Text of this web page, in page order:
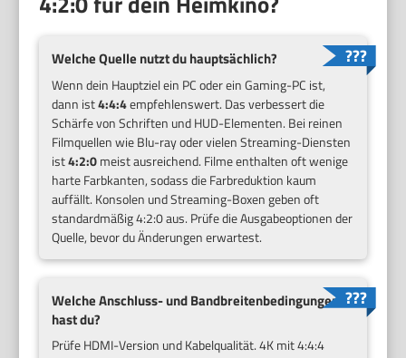
Welche Quelle nutzt du hauptsächlich?
Wenn dein Hauptziel ein PC oder ein Gaming-PC ist,
dann ist4:4:4empfehlenswert. Das verbessert die
Schärfe von Schriften und HUD-Elementen. Bei reinen
Filmquellen wie Blu-ray oder vielen Streaming-Diensten
ist4:2:0meist ausreichend. Filme enthalten oft wenige
harte Farbkanten, sodass die Farbreduktion kaum
auffällt. Konsolen und Streaming-Boxen geben oft
standardmäßig 4:2:0 aus. Prüfe die Ausgabeoptionen der
Quelle, bevor du Änderungen erwartest.
Welche Anschluss- und Bandbreitenbedingungen
hast du?
Prüfe HDMI-Version und Kabelqualität. 4K mit 4:4:4